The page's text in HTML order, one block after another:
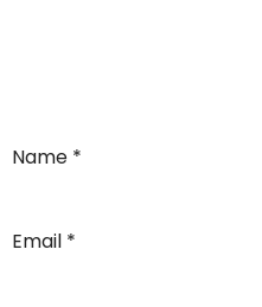
Name *
Email *